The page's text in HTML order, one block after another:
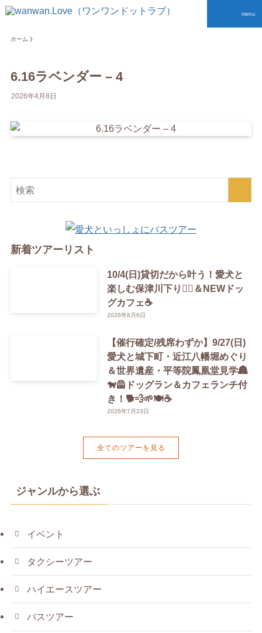
menu
ホーム
6.16ラベンダー – 4
2026年4月8日
新着ツアーリスト
10/4(日)貸切だから叶う！愛犬と
楽しむ保津川下り🚣‍♀️＆NEWドッ
グカフェ☕️
2026年8月6日
【催行確定/残席わずか】9/27(日)
愛犬と城下町・近江八幡堀めぐり
＆世界遺産・平等院鳳凰堂見学🏯
🐕‍🦺ドッグラン＆カフェランチ付
き！🐕💨🌱🍽️☕️
2026年7月23日
全てのツアーを見る
ジャンルから選ぶ
イベント
タクシーツアー
ハイエースツアー
バスツアー